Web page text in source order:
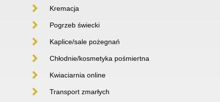
Kremacja
Pogrzeb świecki
Kaplice/sale pożegnań
Chłodnie/kosmetyka pośmiertna
Kwiaciarnia online
Transport zmarłych